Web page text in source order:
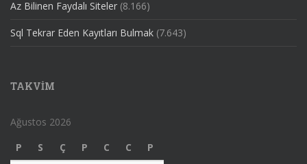
Az Bilinen Faydalı Siteler (8.166)
Sql Tekrar Eden Kayıtları Bulmak (7.643)
TAKVIM
Ağustos 2026
P
S Ç P C C
P